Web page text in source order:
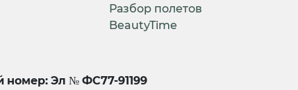
Разбор полетов
BeautyTime
номер: Эл № ФС77-91199